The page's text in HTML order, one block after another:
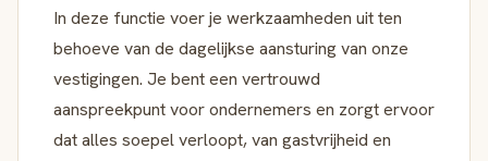
In deze functie voer je werkzaamheden uit ten
behoeve van de dagelijkse aansturing van onze
vestigingen. Je bent een vertrouwd
aanspreekpunt voor ondernemers en zorgt ervoor
dat alles soepel verloopt, van gastvrijheid en